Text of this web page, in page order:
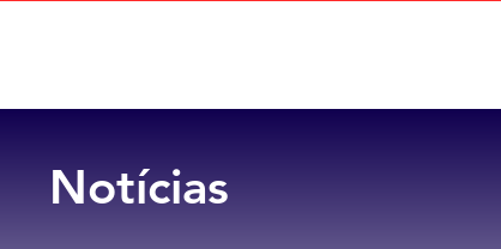
Notícias